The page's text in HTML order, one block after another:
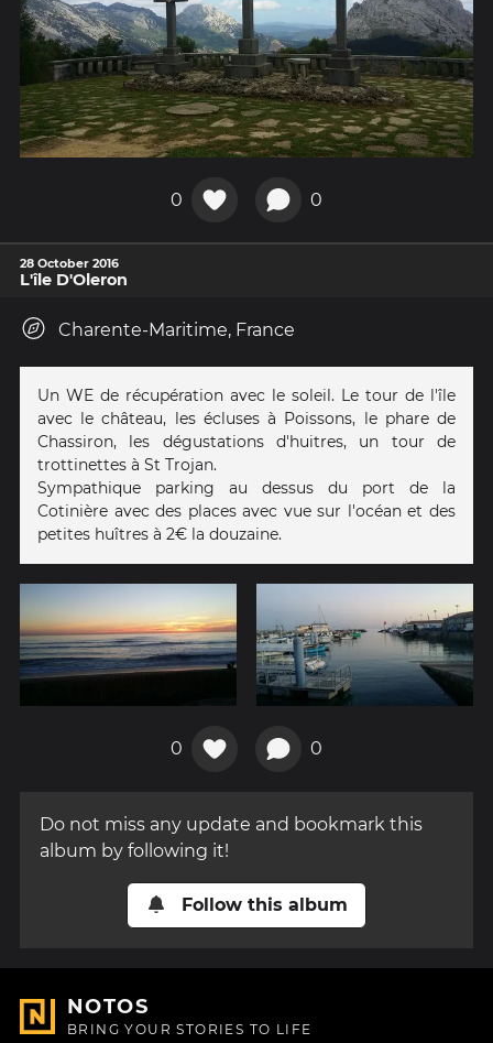
0 0
28 October 2016
L'île D'Oleron
Charente-Maritime, France
Un WE de récupération avec le soleil. Le tour de l'île
avec le château, les écluses à Poissons, le phare de
Chassiron, les dégustations d'huitres, un tour de
trottinettes à St Trojan.
Sympathique parking au dessus du port de la
Cotinière avec des places avec vue sur l'océan et des
petites huîtres à 2€ la douzaine.
0 0
Do not miss any update and bookmark this
album by following it!
Follow this album
NOTOS
BRING YOUR STORIES TO LIFE